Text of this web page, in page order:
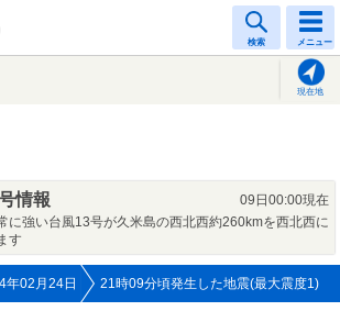
検索 メニュー
現在地
情報
09日00:00現在
に強い台風13号が久米島の西北西約260kmを西北西に
す
年02月24日 21時09分頃発生した地震(最大震度1)